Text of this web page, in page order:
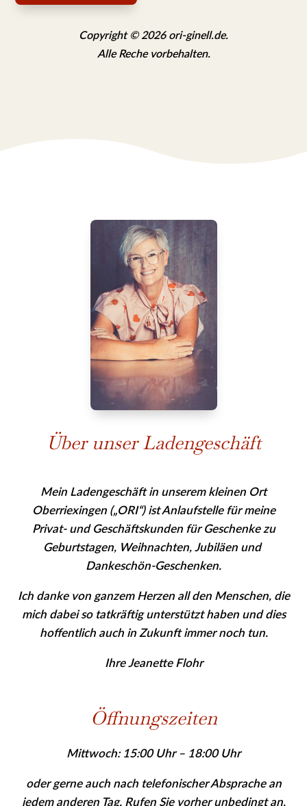
Copyright © 2026 ori-ginell.de.
Alle Reche vorbehalten.
Über unser Ladengeschäft
Mein Ladengeschäft in unserem kleinen Ort
Oberriexingen („ORI“) ist Anlaufstelle für meine
Privat- und Geschäfts­kunden für Geschenke zu
Geburtstagen, Weihnachten, Jubiläen und
Dankeschön-Geschenken.
Ich danke von ganzem Herzen all den Menschen, die
mich dabei so tatkräftig unterstützt haben und dies
hoffentlich auch in Zukunft immer noch tun.
Ihre Jeanette Flohr
Öffnungszeiten
Mittwoch: 15:00 Uhr – 18:00 Uhr
oder gerne auch nach telefonischer Absprache an
jedem anderen Tag. Rufen Sie vor­herunbedingtan,